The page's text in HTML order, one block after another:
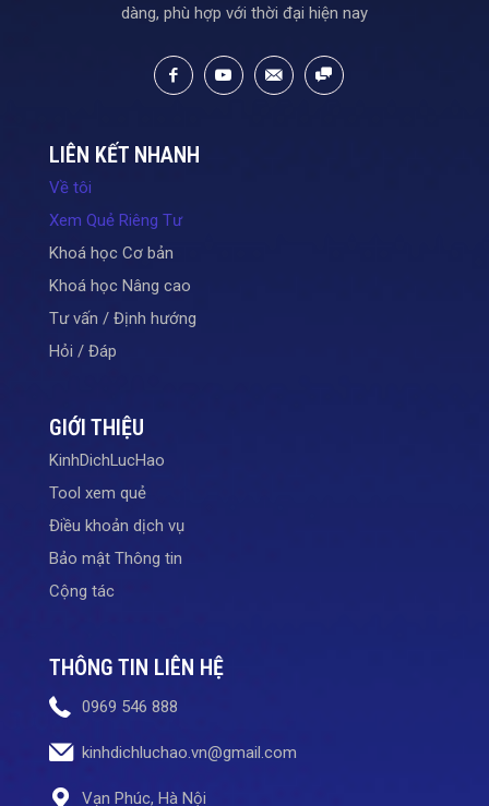
dàng, phù hợp với thời đại hiện nay
LIÊN KẾT NHANH
Về tôi
Xem Quẻ Riêng Tư
Khoá học Cơ bản
Khoá học Nâng cao
Tư vấn / Định hướng
Hỏi / Đáp
GIỚI THIỆU
KinhDichLucHao
Tool xem quẻ
Điều khoản dịch vụ
Bảo mật Thông tin
Cộng tác
THÔNG TIN LIÊN HỆ
0969 546 888
kinhdichluchao.vn@gmail.com
Vạn Phúc, Hà Nội